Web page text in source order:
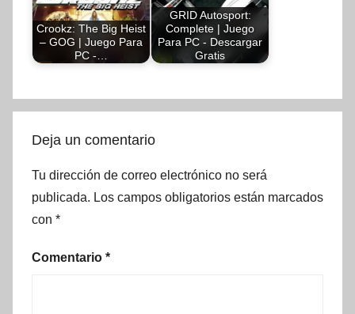
Crookz: The Big Heist
– GOG | Juego Para
PC -…
GRID Autosport:
Complete | Juego
Para PC - Descargar
Gratis
Deja un comentario
Tu dirección de correo electrónico no será
publicada. Los campos obligatorios están marcados
con *
Comentario *